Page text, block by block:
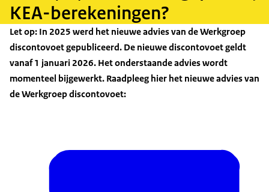
KEA-berekeningen?
Let op: In 2025 werd het nieuwe advies van de Werkgroep
discontovoet gepubliceerd. De nieuwe discontovoet geldt
vanaf 1 januari 2026. Het onderstaande advies wordt
momenteel bijgewerkt. Raadpleeg hier het nieuwe advies van
de Werkgroep discontovoet: